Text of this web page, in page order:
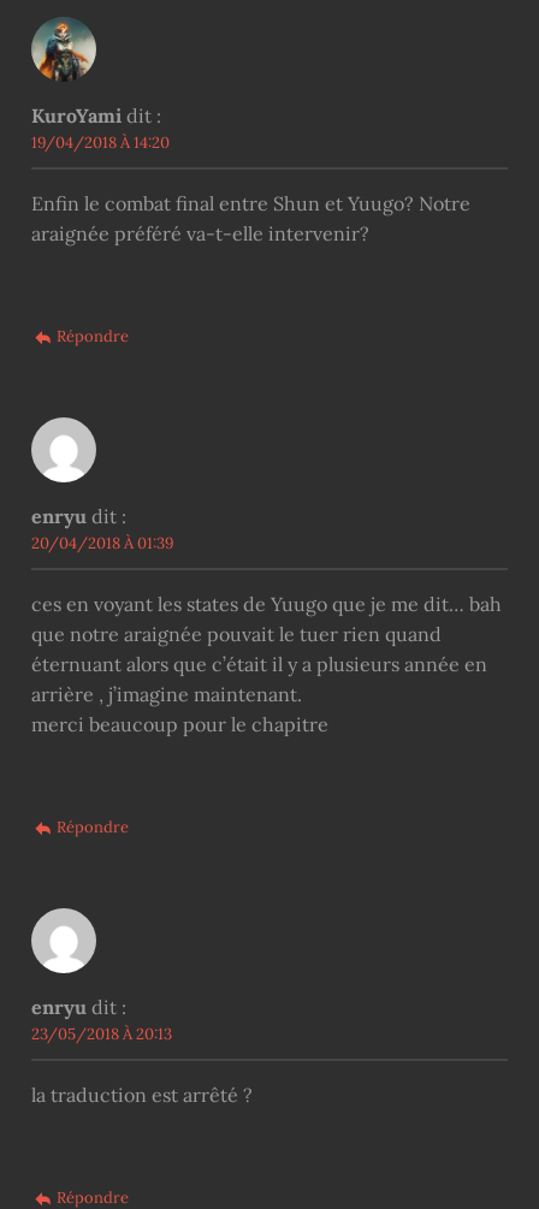
KuroYami dit :
19/04/2018 À 14:20
Enfin le combat final entre Shun et Yuugo? Notre
araignée préféré va-t-elle intervenir?
Répondre
enryu dit :
20/04/2018 À 01:39
ces en voyant les states de Yuugo que je me dit… bah
que notre araignée pouvait le tuer rien quand
éternuant alors que c’était il y a plusieurs année en
arrière , j’imagine maintenant.
merci beaucoup pour le chapitre
Répondre
enryu dit :
23/05/2018 À 20:13
la traduction est arrêté ?
Répondre